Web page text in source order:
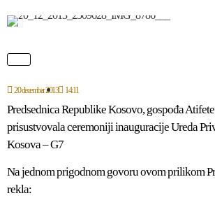
20 decembar 2013 14:11
Predsednica Republike Kosovo, gospođa
prisustvovala ceremoniji inauguracije Ureda
Kosova – G7
Na jednom prigodnom govoru ovom prilikom
rekla: